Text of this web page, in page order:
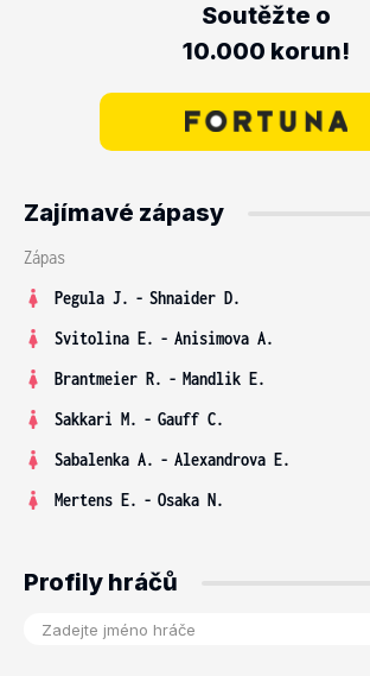
Soutěžte o
10.000 korun!
Zajímavé zápasy
Zápas
Pegula J. - Shnaider D.
Svitolina E. - Anisimova A.
Brantmeier R. - Mandlik E.
Sakkari M. - Gauff C.
Sabalenka A. - Alexandrova E.
Mertens E. - Osaka N.
Profily hráčů